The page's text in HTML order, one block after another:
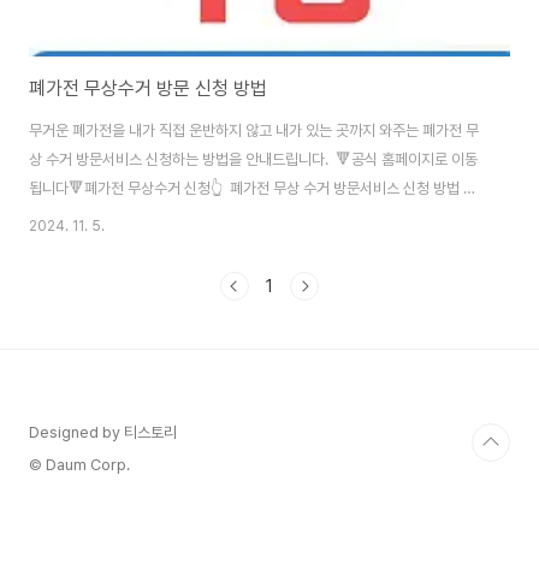
폐가전 무상수거 방문 신청 방법
무거운 폐가전을 내가 직접 운반하지 않고 내가 있는 곳까지 와주는 폐가전 무
상 수거 방문서비스 신청하는 방법을 안내드립니다. 🔻공식 홈페이지로 이동
됩니다🔻폐가전 무상수거 신청👆 폐가전 무상 수거 방문서비스 신청 방법 집
안의 오래된 가전제품을 처리해야하는데 나라에 신고하고 수수료내고 옮겨야
요.비싼 수수료 없이, 무겁게 운반할 필요 없이, 별도 가입도 필요없이 E-순환
2024. 11. 5.
1
Designed by 티스토리
© Daum Corp.